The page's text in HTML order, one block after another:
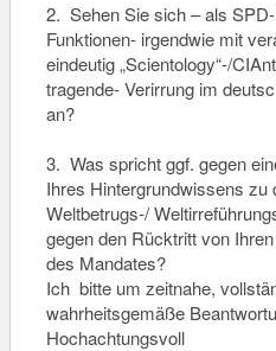
2. Sehen Sie sich – als
Funktionen- irgendwie mit
eindeutig „Scientology“-/
tragende- Verirrung im
an?
3. Was spricht ggf. gegen
Ihres Hintergrundwissens
Weltbetrugs-/
gegen den Rücktritt von
des Mandates?
Ich bitte um zeitnahe,
wahrheitsgemäße
Hochachtungsvoll